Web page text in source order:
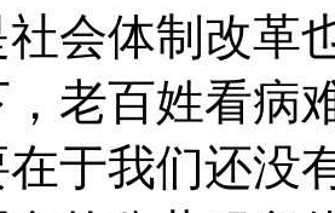
社会体制改革
，老百姓看病
在于我们还没